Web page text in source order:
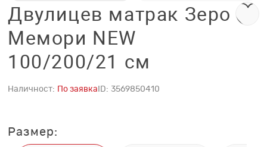
Двулицев матрак Зеро
Мемори NEW
100/200/21 см
Наличност: По заявка ID: 3569850410
Размер: